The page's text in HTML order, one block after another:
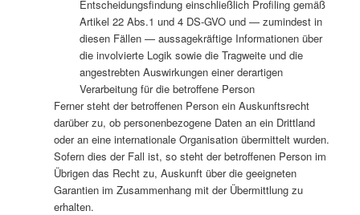
Entscheidungsfindung einschließlich Profiling gemäß
Artikel 22 Abs.1 und 4 DS-GVO und — zumindest in
diesen Fällen — aussagekräftige Informationen über
die involvierte Logik sowie die Tragweite und die
angestrebten Auswirkungen einer derartigen
Verarbeitung für die betroffene Person
Ferner steht der betroffenen Person ein Auskunftsrecht
darüber zu, ob personenbezogene Daten an ein Drittland
oder an eine internationale Organisation übermittelt wurden.
Sofern dies der Fall ist, so steht der betroffenen Person im
Übrigen das Recht zu, Auskunft über die geeigneten
Garantien im Zusammenhang mit der Übermittlung zu
erhalten.